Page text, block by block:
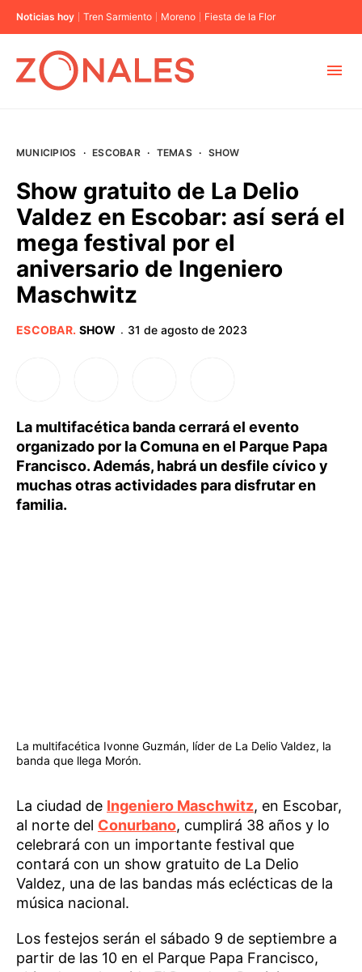
Noticias hoy Tren Sarmiento Moreno Fiesta de la Flor
BUENOS AIRES
PROVINCIAS
MUNICIPIOS · ESCOBAR · TEMAS · SHOW
Show gratuito de La Delio
Valdez en Escobar: así será el
mega festival por el
aniversario de Ingeniero
Maschwitz
ESCOBAR. SHOW · 31 de agosto de 2023
La multifacética banda cerrará el evento
organizado por la Comuna en el Parque Papa
Francisco. Además, habrá un desfile cívico y
muchas otras actividades para disfrutar en
familia.
La multifacética Ivonne Guzmán, líder de La Delio Valdez, la
banda que llega Morón.
La ciudad de Ingeniero Maschwitz, en Escobar,
al norte del Conurbano, cumplirá 38 años y lo
celebrará con un importante festival que
contará con un show gratuito de La Delio
Valdez, una de las bandas más eclécticas de la
música nacional.
Los festejos serán el sábado 9 de septiembre a
partir de las 10 en el Parque Papa Francisco,